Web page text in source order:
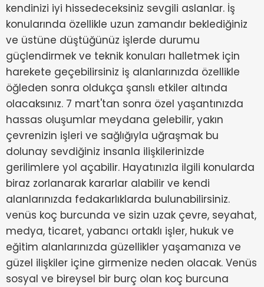
kendinizi iyi hissedeceksiniz sevgili aslanlar. İş
konularında özellikle uzun zamandır beklediğiniz
ve üstüne düştüğünüz işlerde durumu
güçlendirmek ve teknik konuları halletmek için
harekete geçebilirsiniz iş alanlarınızda özellikle
öğleden sonra oldukça şanslı etkiler altında
olacaksınız. 7 mart'tan sonra özel yaşantınızda
hassas oluşumlar meydana gelebilir, yakın
çevrenizin işleri ve sağlığıyla uğraşmak bu
dolunay sevdiğiniz insanla ilişkilerinizde
gerilimlere yol açabilir. Hayatınızla ilgili konularda
biraz zorlanarak kararlar alabilir ve kendi
alanlarınızda fedakarlıklarda bulunabilirsiniz.
venüs koç burcunda ve sizin uzak çevre, seyahat,
medya, ticaret, yabancı ortaklı işler, hukuk ve
eğitim alanlarınızda güzellikler yaşamanıza ve
güzel ilişkiler içine girmenize neden olacak. Venüs
sosyal ve bireysel bir burç olan koç burcuna